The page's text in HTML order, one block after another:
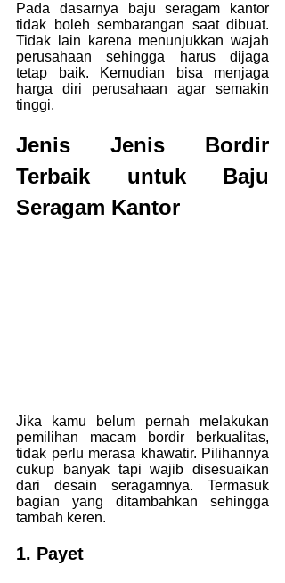
Pada dasarnya baju seragam kantor
tidak boleh sembarangan saat dibuat.
Tidak lain karena menunjukkan wajah
perusahaan sehingga harus dijaga
tetap baik. Kemudian bisa menjaga
harga diri perusahaan agar semakin
tinggi.
Jenis Jenis Bordir
Terbaik untuk Baju
Seragam Kantor
Jika kamu belum pernah melakukan
pemilihan macam bordir berkualitas,
tidak perlu merasa khawatir. Pilihannya
cukup banyak tapi wajib disesuaikan
dari desain seragamnya. Termasuk
bagian yang ditambahkan sehingga
tambah keren.
1. Payet